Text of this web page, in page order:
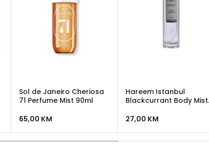
Sol de Janeiro Cheriosa
71 Perfume Mist 90ml
65,00 KM
Hareem Istanbul
Blackcurrant Body Mist
27,00 KM